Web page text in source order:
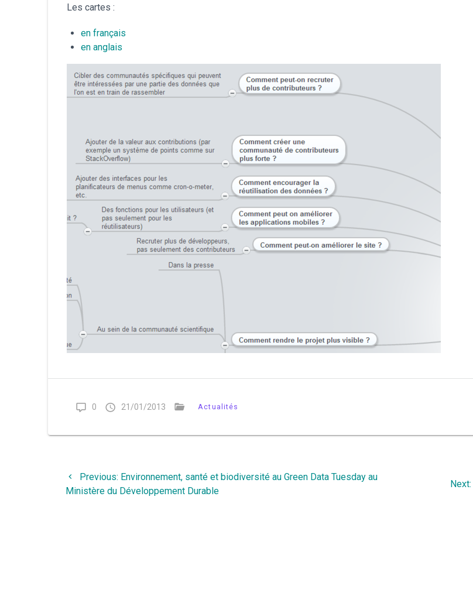
Les cartes :
en français
en anglais
0 21/01/2013 Actualités
Navigation
de
Previous: Previous
post:
Environnement, santé et biodiversité au Green Data Tuesday au
Ministère du Développement Durable
Next: